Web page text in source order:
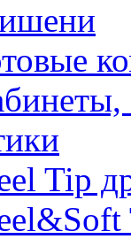
Tip